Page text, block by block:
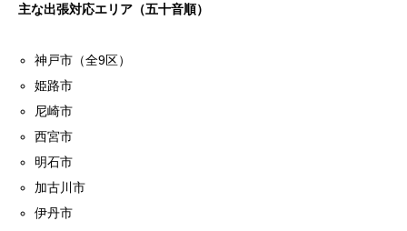
主な出張対応エリア（五十音順）
神戸市（全9区）
姫路市
尼崎市
西宮市
明石市
加古川市
伊丹市